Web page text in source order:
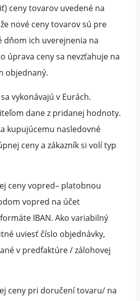
ceny tovarov uvedené na
nové ceny tovarov sú pre
dňom ich uverejnenia na
úprava ceny sa nevzťahuje na
objednaný.
vykonávajú v Eurách.
dane z pridanej hodnoty.
kupujúcemu nasledovné
ceny a zákazník si volí typ
ceny vopred– platobnou
vopred na účet
IBAN. Ako variabilný
uviesť číslo objednávky,
v predfaktúre / zálohovej
ceny pri doručení tovaru/ na